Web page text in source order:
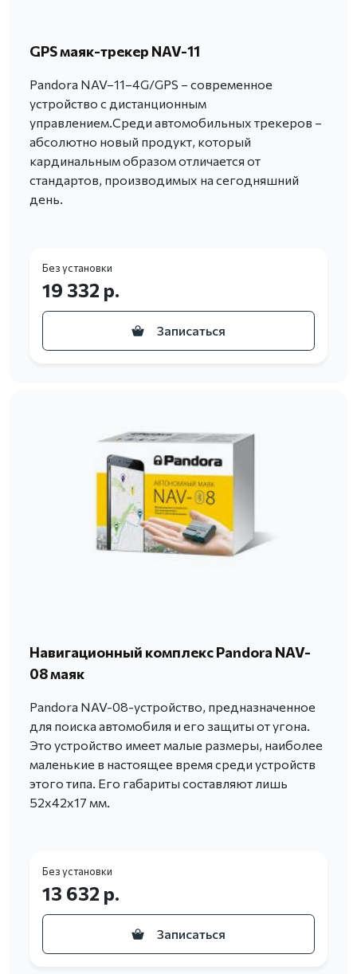
GPS маяк-трекер NAV-11
Pandora NAV–11–4G/GPS – современное
устройство с дистанционным
управлением.Среди автомобильных трекеров –
абсолютно новый продукт, который
кардинальным образом отличается от
стандартов, производимых на сегодняшний
день.
Без установки
19 332 р.
Записаться
Навигационный комплекс Pandora NAV-
08 маяк
Pandora NAV-08-устройство, предназначенное
для поиска автомобиля и его защиты от угона.
Это устройство имеет малые размеры, наиболее
маленькие в настоящее время среди устройств
этого типа. Его габариты составляют лишь
52х42х17 мм.
Без установки
13 632 р.
Записаться